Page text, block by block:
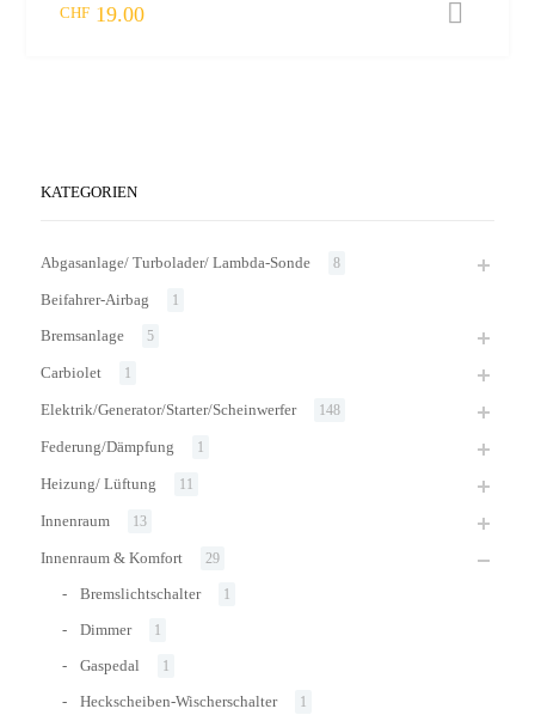
CHF 19.00
KATEGORIEN
Abgasanlage/ Turbolader/ Lambda-Sonde 8
Beifahrer-Airbag 1
Bremsanlage 5
Carbiolet 1
Elektrik/Generator/Starter/Scheinwerfer 148
Federung/Dämpfung 1
Heizung/ Lüftung 11
Innenraum 13
Innenraum & Komfort 29
Bremslichtschalter 1
Dimmer 1
Gaspedal 1
Heckscheiben-Wischerschalter 1